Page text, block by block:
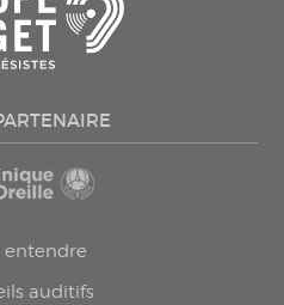
entendre
auditifs